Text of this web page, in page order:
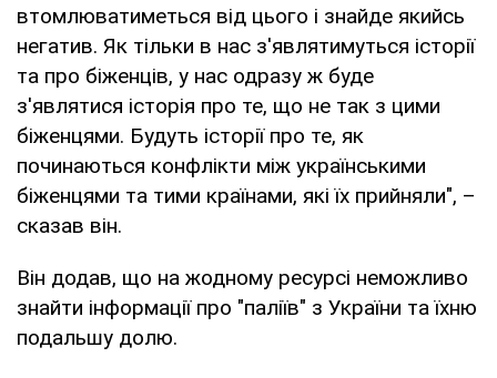
втомлюватиметься від цього і знайде якийсь
негатив. Як тільки в нас з'являтимуться історії
та про біженців, у нас одразу ж буде
з'являтися історія про те, що не так з цими
біженцями. Будуть історії про те, як
починаються конфлікти між українськими
біженцями та тими країнами, які їх прийняли", –
сказав він.
Він додав, що на жодному ресурсі неможливо
знайти інформації про "паліїв" з України та їхню
подальшу долю.